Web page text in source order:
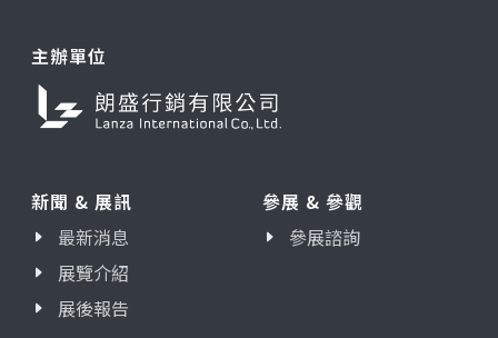
主辦單位
新聞 & 展訊
最新消息
展覽介紹
展後報告
參展 & 參觀
參展諮詢